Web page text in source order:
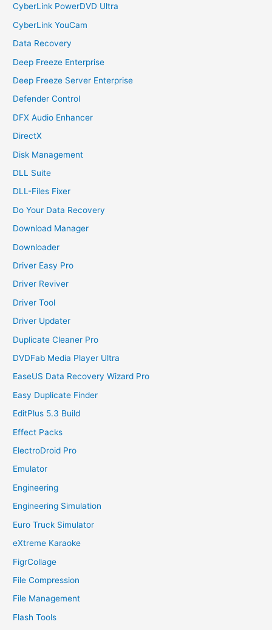
CyberLink PowerDVD Ultra
CyberLink YouCam
Data Recovery
Deep Freeze Enterprise
Deep Freeze Server Enterprise
Defender Control
DFX Audio Enhancer
DirectX
Disk Management
DLL Suite
DLL-Files Fixer
Do Your Data Recovery
Download Manager
Downloader
Driver Easy Pro
Driver Reviver
Driver Tool
Driver Updater
Duplicate Cleaner Pro
DVDFab Media Player Ultra
EaseUS Data Recovery Wizard Pro
Easy Duplicate Finder
EditPlus 5.3 Build
Effect Packs
ElectroDroid Pro
Emulator
Engineering
Engineering Simulation
Euro Truck Simulator
eXtreme Karaoke
FigrCollage
File Compression
File Management
Flash Tools